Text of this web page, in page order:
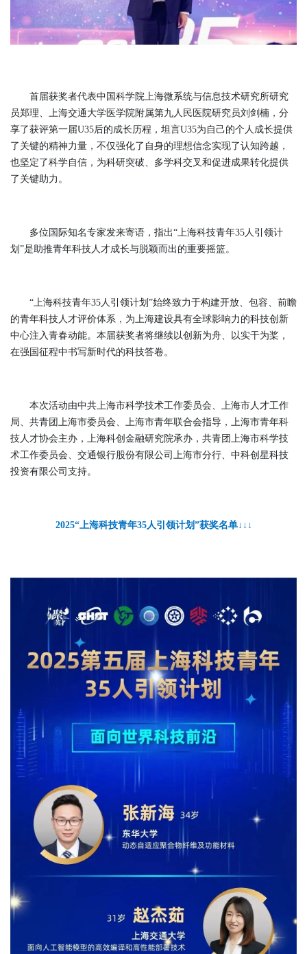
首届获奖者代表中国科学院上海微系统与信息技术研究所研究
员郑理、上海交通大学医学院附属第九人民医院研究员刘剑楠，分
享了获评第一届U35后的成长历程，坦言U35为自己的个人成长提供
了关键的精神力量，不仅强化了自身的理想信念实现了认知跨越，
也坚定了科学自信，为科研突破、多学科交叉和促进成果转化提供
了关键助力。
多位国际知名专家发来寄语，指出“上海科技青年35人引领计
划”是助推青年科技人才成长与脱颖而出的重要摇篮。
“上海科技青年35人引领计划”始终致力于构建开放、包容、前瞻
的青年科技人才评价体系，为上海建设具有全球影响力的科技创新
中心注入青春动能。本届获奖者将继续以创新为舟、以实干为桨，
在强国征程中书写新时代的科技答卷。
本次活动由中共上海市科学技术工作委员会、上海市人才工作
局、共青团上海市委员会、上海市青年联合会指导，上海市青年科
技人才协会主办，上海科创金融研究院承办，共青团上海市科学技
术工作委员会、交通银行股份有限公司上海市分行、中科创星科技
投资有限公司支持。
2025“上海科技青年35人引领计划”获奖名单↓↓↓